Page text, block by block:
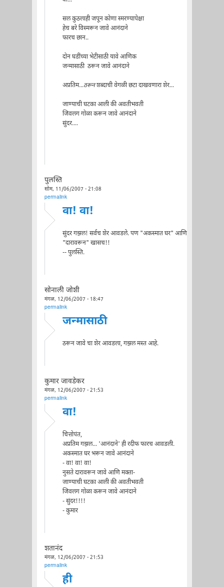
सल कुठलाही जपून कोणा स्मरण्यापेक्षा
हेच बरे विस्मरून जावे आनंदाने
फारच छान..
दोन घडींच्या भेटीसाठी यावे आणिक
जन्मासाठी ठरून जावे आनंदाने
अप्रतिम...ठरूनशब्दाची वेगळी छटा दाखवणारा शेर...
जाण्याची घटका आली की अवतीभवती
जिवलग गोळा करून जावे आनंदाने
सुंदर....
पुलस्ति
सोम, 11/06/2007 - 21:08
permalink
वा! वा!
सुंदर गझल! सर्वच शेर आवडले. पण "अकस्मात घर" आणि
"दारावरून" खासच!!
-- पुलस्ति.
सोनाली जोशी
मंगळ, 12/06/2007 - 18:47
permalink
जन्मासाठी
ठरून जावे चा शेर आवडला, गझल मस्त आहे.
कुमार जावडेकर
मंगळ, 12/06/2007 - 21:53
permalink
वा!
चित्तोपंत,
अप्रतिम गझल... 'आनंदाने' ही रदीफ फारच आवडली.
अकस्मात घर भरून जावे आनंदाने
- वा! वा! वा!
नुसते दारावरून जावे आणि मक्ता-
जाण्याची घटका आली की अवतीभवती
जिवलग गोळा करून जावे आनंदाने
- सुंदर!!!!
- कुमार
शतानंद
मंगळ, 12/06/2007 - 21:53
permalink
ही